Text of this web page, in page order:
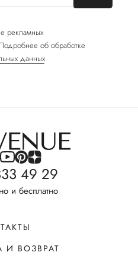
рекламных
об обработке
данных
49 29
и бесплатно
И ВОЗВРАТ